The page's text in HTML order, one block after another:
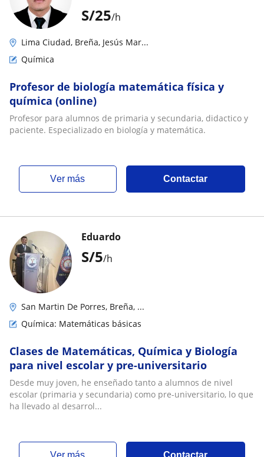
S/25/h
Lima Ciudad, Breña, Jesús Mar...
Química
Profesor de biología matemática física y
química (online)
Profesor para alumnos de primaria y secundaria, didactico y
paciente. Especializado en biología y matemática.
ver más Contactar
S/5/h
Eduardo
San Martin De Porres, Breña, ...
Química: Matemáticas básicas
Clases de Matemáticas, Química y Biología
para nivel escolar y pre-universitario
Desde muy joven, he enseñado tanto a alumnos de nivel
escolar (primaria y secundaria) como pre-universitario, lo que
ha llevado al desarrol...
ver más Contactar